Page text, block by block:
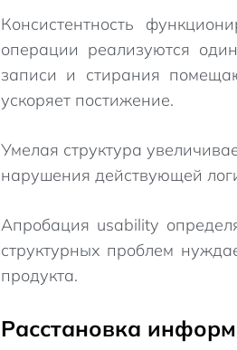
Консистентность
операции реализуются
записи и стирания
ускоряет постижение.
Умелая структура
нарушения действующей
Апробация usability
структурных проблем
продукта.
Расстановка